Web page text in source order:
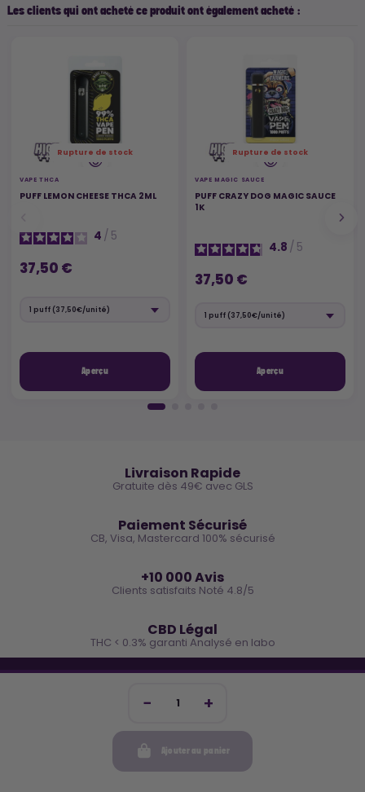
Ajouter au panier
Les clients qui ont acheté ce produit ont également acheté :
Rupture de stock
VAPE THCA
PUFF LEMON CHEESE THCA 2ML
4 / 5
37,50 €
Aperçu
Rupture de stock
VAPE MAGIC SAUCE
PUFF CRAZY DOG MAGIC SAUCE
1K
4.8 / 5
37,50 €
Aperçu
Livraison Rapide
Gratuite dès 49€ avec GLS
Paiement Sécurisé
CB, Visa, Mastercard 100% sécurisé
+10 000 Avis
Clients satisfaits Noté 4.8/5
CBD Légal
THC < 0.3% garanti Analysé en labo
Inscris-toi et reçois -10€ sur ta prochaine commande